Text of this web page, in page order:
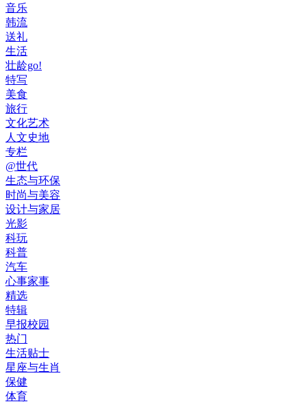
音乐
韩流
送礼
生活
壮龄go!
特写
美食
旅行
文化艺术
人文史地
专栏
@世代
生态与环保
时尚与美容
设计与家居
光影
科玩
科普
汽车
心事家事
精选
特辑
早报校园
热门
生活贴士
星座与生肖
保健
体育